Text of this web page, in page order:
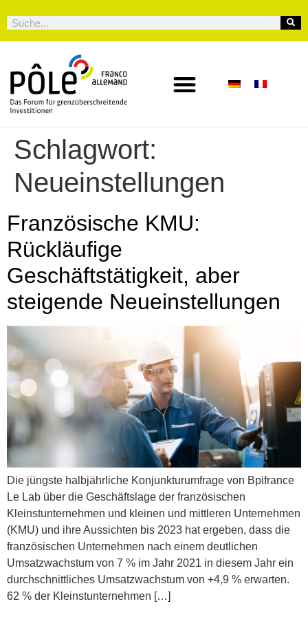
Schlagwort:
Neueinstellungen
Französische KMU:
Rückläufige
Geschäftstätigkeit, aber
steigende Neueinstellungen
Die jüngste halbjährliche Konjunkturumfrage von Bpifrance
Le Lab über die Geschäftslage der französischen
Kleinstunternehmen und kleinen und mittleren Unternehmen
(KMU) und ihre Aussichten bis 2023 hat ergeben, dass die
französischen Unternehmen nach einem deutlichen
Umsatzwachstum von 7 % im Jahr 2021 in diesem Jahr ein
durchschnittliches Umsatzwachstum von +4,9 % erwarten.
62 % der Kleinstunternehmen […]